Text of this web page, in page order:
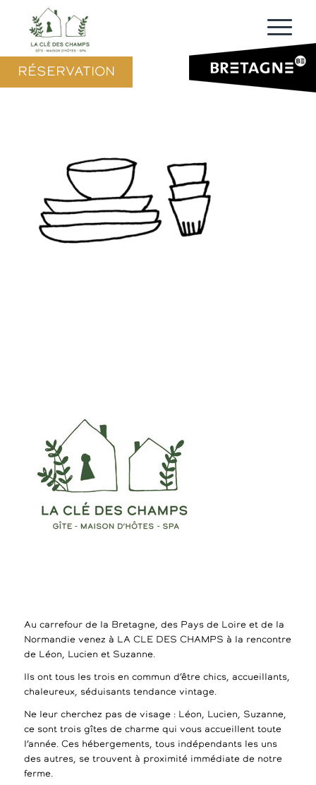
RÉSERVATION
Au carrefour de la Bretagne, des Pays de Loire et de la
Normandie venez à LA CLE DES CHAMPS à la rencontre
de Léon, Lucien et Suzanne.
Ils ont tous les trois en commun d’être chics, accueillants,
chaleureux, séduisants tendance vintage.
Ne leur cherchez pas de visage : Léon, Lucien, Suzanne,
ce sont trois gîtes de charme qui vous accueillent toute
l’année. Ces hébergements, tous indépendants les uns
des autres, se trouvent à proximité immédiate de notre
ferme.